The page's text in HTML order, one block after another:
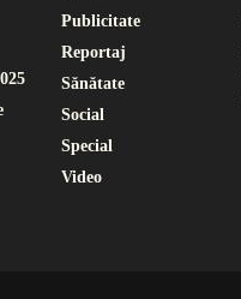
Publicitate
Reportaj
Sănătate
Social
Special
Video